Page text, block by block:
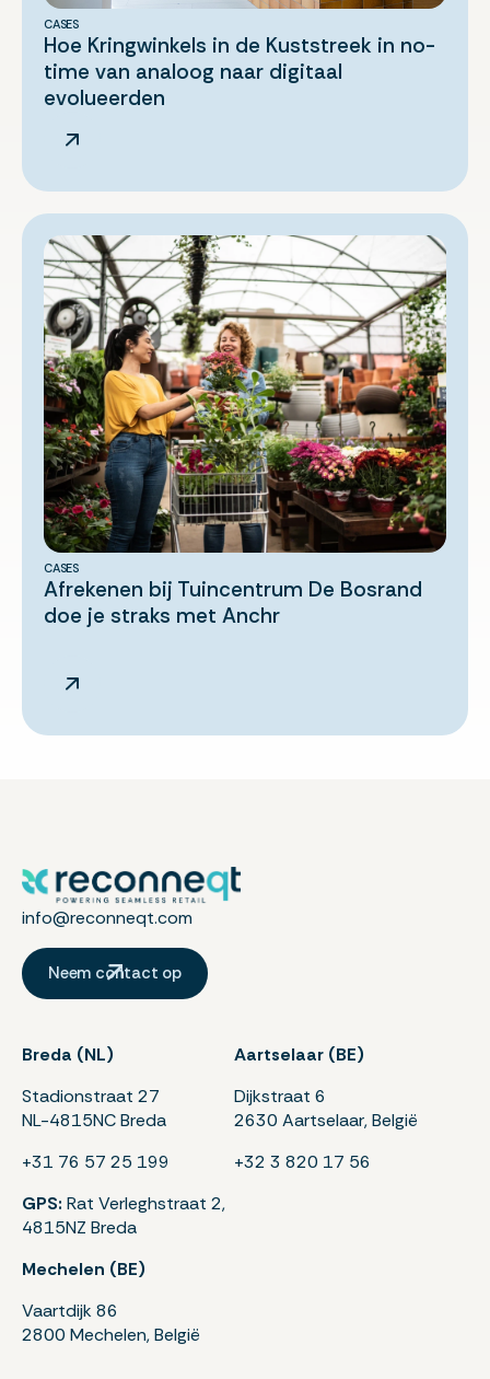
CASES
Hoe Kringwinkels in de Kuststreek in no-
time van analoog naar digitaal
evolueerden
CASES
Afrekenen bij Tuincentrum De Bosrand
doe je straks met Anchr
info@reconneqt.com
Neem contact op
Breda (NL)
Stadionstraat 27
NL-4815NC Breda
+31 76 57 25 199
GPS: Rat Verleghstraat 2,
4815NZ Breda
Aartselaar (BE)
Dijkstraat 6
2630 Aartselaar, België
+32 3 820 17 56
Mechelen (BE)
Vaartdijk 86
2800 Mechelen, België